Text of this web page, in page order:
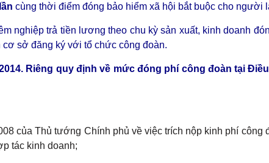
cùng thời điểm đóng bảo hiểm xã hội bắt buộc cho người
nghiệp trả tiền lương theo chu kỳ sản xuất, kinh doanh
sở đăng ký với tổ chức công đoàn.
Riêng quy định về mức đóng phí công đoàn tại
của Thủ tướng Chính phủ về việc trích nộp kinh phí
tác kinh doanh;